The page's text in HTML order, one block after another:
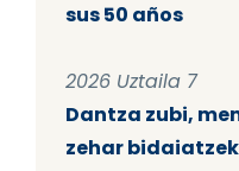
sus 50 años
2026 Uztaila 7
Dantza zubi,
zehar